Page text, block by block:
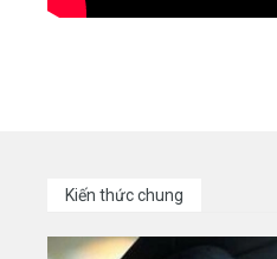
Kiến thức chung